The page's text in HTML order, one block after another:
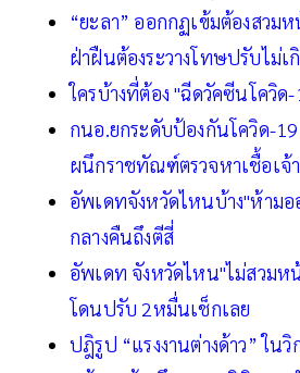
“ยะลา” ออกกฏเข้มต้องสวม
ฝ่าฝืนต้องระวางโทษปรับไม่
ใครบ้างที่ต้อง "ฉีดวัคซีนโควิด
กนอ.ยกระดับป้องกันโควิด-
ผนึกราชทัณฑ์ตรวจหาเชื้อเจ้
อัพเดทจังหวัดไหนบ้าง"ห้ามอ
กลางคืนถึงตีสี่
อัพเดท จังหวัดไหน"ไม่สวมห
โดนปรับ 2หมื่นเช็กเลย
ปฎิรูป “แรงงานต่างด้าว” ใน